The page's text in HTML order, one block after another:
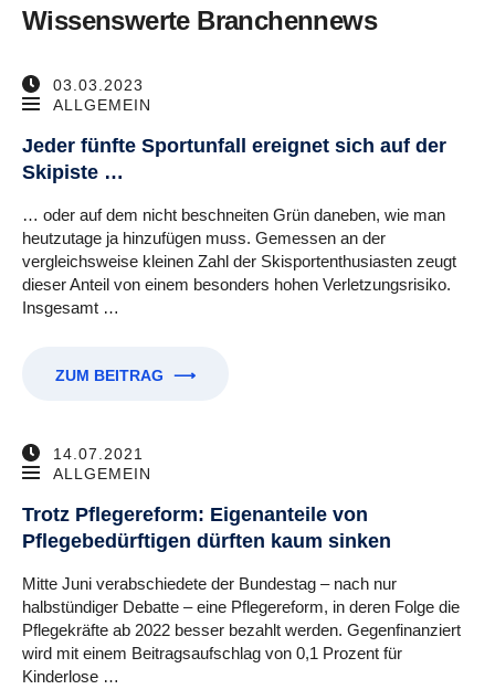
Wissenswerte Branchennews
03.03.2023
ALLGEMEIN
Jeder fünfte Sportunfall ereignet sich auf der
Skipiste …
… oder auf dem nicht beschneiten Grün daneben, wie man
heutzutage ja hinzufügen muss. Gemessen an der
vergleichsweise kleinen Zahl der Skisportenthusiasten zeugt
dieser Anteil von einem besonders hohen Verletzungsrisiko.
Insgesamt …
ZUM BEITRAG ⟶
14.07.2021
ALLGEMEIN
Trotz Pflegereform: Eigenanteile von
Pflegebedürftigen dürften kaum sinken
Mitte Juni verabschiedete der Bundestag – nach nur
halbstündiger Debatte – eine Pflegereform, in deren Folge die
Pflegekräfte ab 2022 besser bezahlt werden. Gegenfinanziert
wird mit einem Beitragsaufschlag von 0,1 Prozent für
Kinderlose …